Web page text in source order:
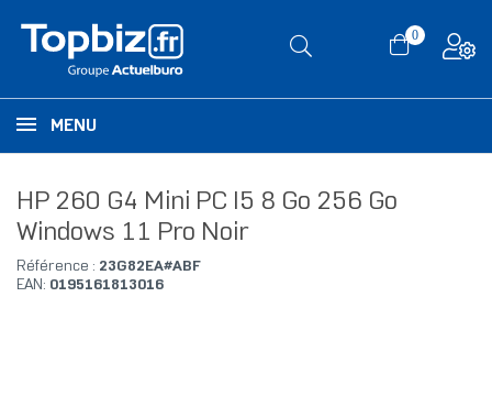
0
MENU
HP 260 G4 Mini PC I5 8 Go 256 Go
Windows 11 Pro Noir
Référence : 23G82EA#ABF
EAN: 0195161813016